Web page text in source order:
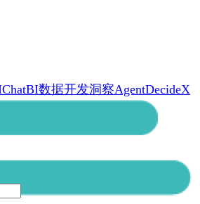
ChatBI数据开发洞察AgentDecideX